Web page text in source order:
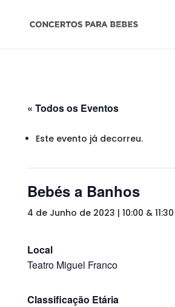
« Todos os Eventos
Este evento já decorreu.
Bebés a Banhos
4 de Junho de 2023 | 10:00 & 11:30
Local
Teatro Miguel Franco
Classificação Etária